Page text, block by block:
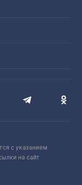
с указанием
на сайт